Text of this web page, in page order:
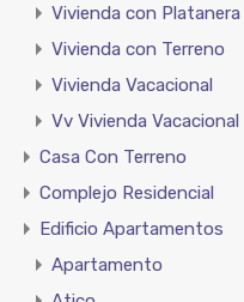
Vivienda con Platanera
Vivienda con Terreno
Vivienda Vacacional
Vv Vivienda Vacacional
Casa Con Terreno
Complejo Residencial
Edificio Apartamentos
Apartamento